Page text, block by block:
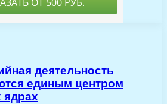
деятельность
единым центром
ядрах